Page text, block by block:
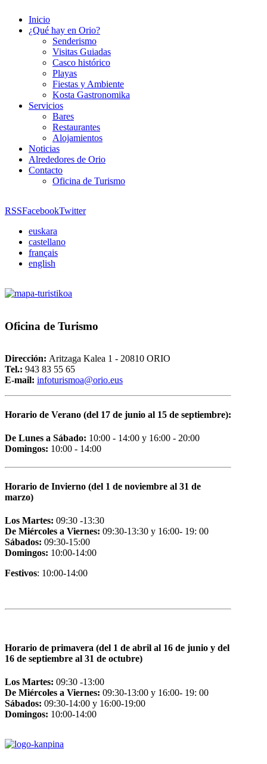
Inicio
¿Qué hay en Orio?
Senderismo
Visitas Guiadas
Casco histórico
Playas
Fiestas y Ambiente
Kosta Gastronomika
Servicios
Bares
Restaurantes
Alojamientos
Noticias
Alrededores de Orio
Contacto
Oficina de Turismo
RSSFacebookTwitter
euskara
castellano
français
english
Oficina de Turismo
Dirección: Aritzaga Kalea 1 - 20810 ORIO
Tel.: 943 83 55 65
E-mail: infoturismoa@orio.eus
Horario de Verano (del 17 de junio al 15 de septiembre):
De Lunes a Sábado: 10:00 - 14:00 y 16:00 - 20:00
Domingos: 10:00 - 14:00
Horario de Invierno (del 1 de noviembre al 31 de
marzo)
Los Martes: 09:30 -13:30
De Miércoles a Viernes: 09:30-13:30 y 16:00- 19: 00
Sábados: 09:30-15:00
Domingos: 10:00-14:00
Festivos: 10:00-14:00
Horario de primavera (del 1 de abril al 16 de junio y del
16 de septiembre al 31 de octubre)
Los Martes: 09:30 -13:00
De Miércoles a Viernes: 09:30-13:00 y 16:00- 19: 00
Sábados: 09:30-14:00 y 16:00-19:00
Domingos: 10:00-14:00